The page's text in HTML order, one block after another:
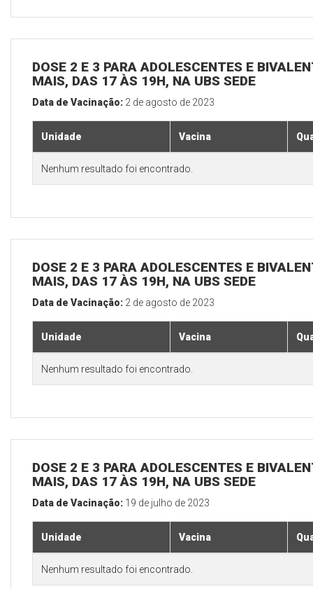
DOSE 2 E 3 PARA ADOLESCENTES E
MAIS, DAS 17 ÀS 19H, NA UBS SEDE
Data de Vacinação: 2 de agosto de 2023
Unidade Vacina
Nenhum resultado foi encontrado.
DOSE 2 E 3 PARA ADOLESCENTES E
MAIS, DAS 17 ÀS 19H, NA UBS SEDE
Data de Vacinação: 2 de agosto de 2023
Unidade Vacina
Nenhum resultado foi encontrado.
DOSE 2 E 3 PARA ADOLESCENTES E
MAIS, DAS 17 ÀS 19H, NA UBS SEDE
Data de Vacinação: 19 de julho de 2023
Unidade Vacina
Nenhum resultado foi encontrado.